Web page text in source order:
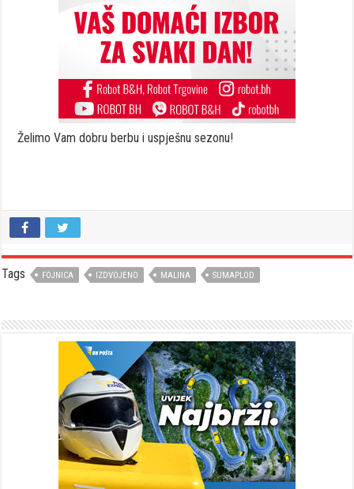
Želimo Vam dobru berbu i uspješnu sezonu!
Tags FOJNICA IZDVOJENO MALINA SUMAPLOD